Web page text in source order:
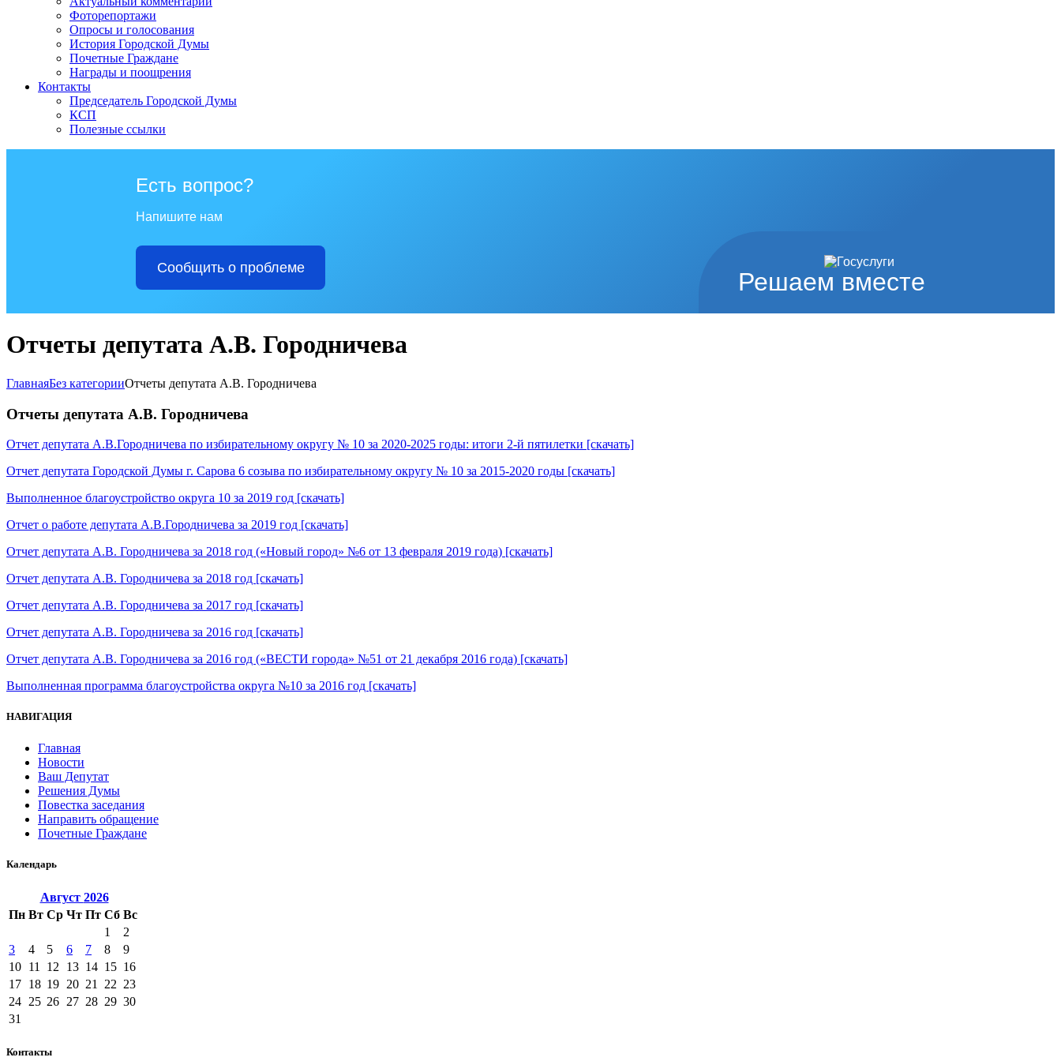
Фоторепортажи
Опросы и голосования
История Городской Думы
Почетные Граждане
Награды и поощрения
Контакты
Председатель Городской Думы
КСП
Полезные ссылки
Решаем вместе
Есть вопрос?
Напишите нам
Сообщить о проблеме
Отчеты депутата А.В. Городничева
ГлавнаяБез категорииОтчеты депутата А.В. Городничева
Отчеты депутата А.В. Городничева
Отчет депутата А.В.Городничева по избирательному округу № 10 за 2020-2025 годы: итоги 2-й пятилетки [скачать]
Отчет депутата Городской Думы г. Сарова 6 созыва по избирательному округу № 10 за 2015-2020 годы [скачать]
Выполненное благоустройство округа 10 за 2019 год [скачать]
Отчет о работе депутата А.В.Городничева за 2019 год [скачать]
Отчет депутата А.В. Городничева за 2018 год («Новый город» №6 от 13 февраля 2019 года) [скачать]
Отчет депутата А.В. Городничева за 2018 год [скачать]
Отчет депутата А.В. Городничева за 2017 год [скачать]
Отчет депутата А.В. Городничева за 2016 год [скачать]
Отчет депутата А.В. Городничева за 2016 год («ВЕСТИ города» №51 от 21 декабря 2016 года) [скачать]
Выполненная программа благоустройства округа №10 за 2016 год [скачать]
НАВИГАЦИЯ
Главная
Новости
Ваш Депутат
Решения Думы
Повестка заседания
Направить обращение
Почетные Граждане
Календарь
Август 2026
Пн Вт Ср Чт Пт Сб Вс
1
2
3
4 5 6 7 8
9
10 11 12 13 14 15 16
17 18 19 20 21 22 23
24 25 26 27 28 29 30
31
Контакты